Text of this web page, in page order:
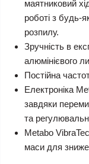
маятниковий
роботі з будь-
розпилу.
Зручність в
алюмінієвого
Постійна
Електроніка
завдяки
та
Metabo
маси для